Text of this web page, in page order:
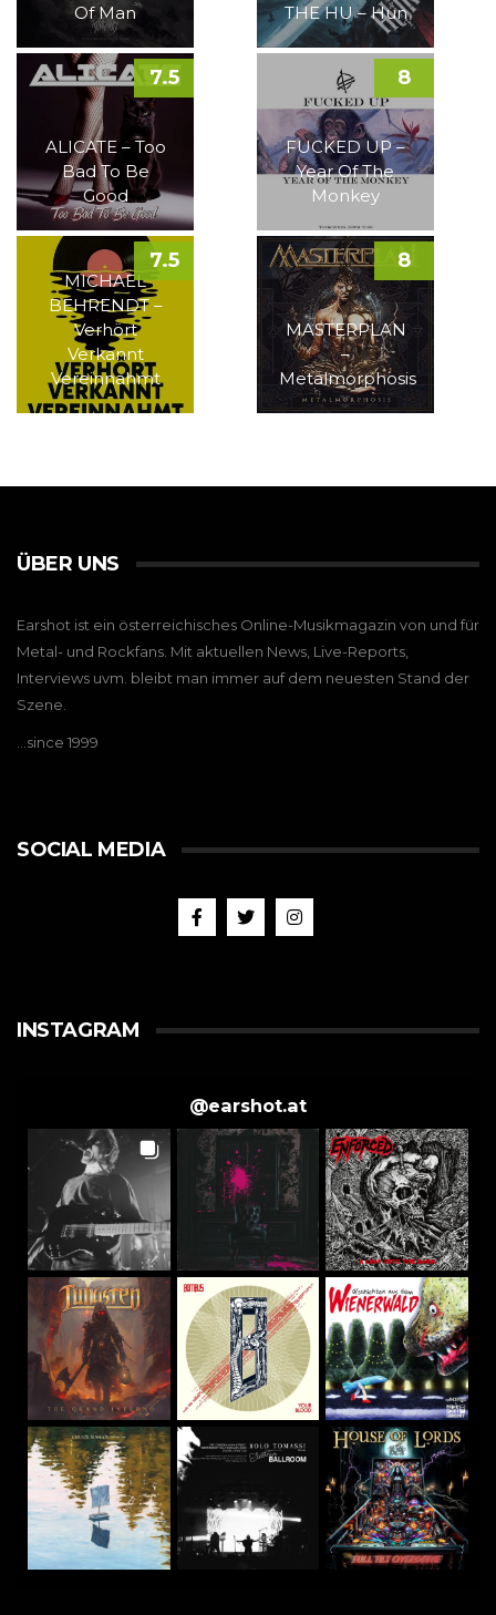
Of Man
THE HU – Hun
ALICATE – Too
Bad To Be
Good
7.5
FUCKED UP –
Year Of The
Monkey
8
MICHAEL
BEHRENDT –
Verhört
Verkannt
Vereinnahmt
7.5
MASTERPLAN
–
Metalmorphosis
8
ÜBER UNS
Earshot ist ein österreichisches Online-Musikmagazin von und für
Metal- und Rockfans. Mit aktuellen News, Live-Reports,
Interviews uvm. bleibt man immer auf dem neuesten Stand der
Szene.
…since 1999
SOCIAL MEDIA
INSTAGRAM
@earshot.at